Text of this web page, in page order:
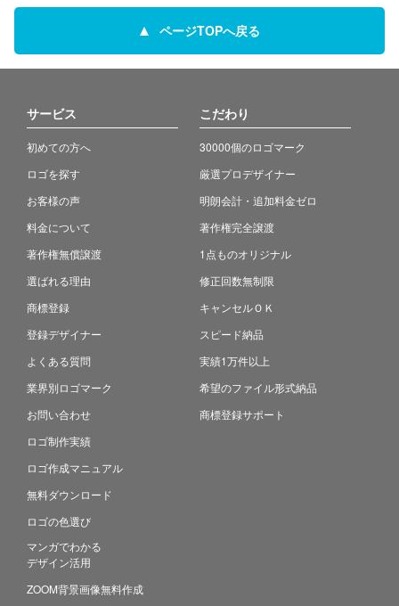
ページTOPへ戻る
サービス
初めての方へ
ロゴを探す
お客様の声
料金について
著作権無償譲渡
選ばれる理由
商標登録
登録デザイナー
よくある質問
業界別ロゴマーク
お問い合わせ
ロゴ制作実績
ロゴ作成マニュアル
無料ダウンロード
ロゴの色選び
マンガでわかる
デザイン活用
ZOOM背景画像無料作成
こだわり
30000個のロゴマーク
厳選プロデザイナー
明朗会計・追加料金ゼロ
著作権完全譲渡
1点ものオリジナル
修正回数無制限
キャンセルＯＫ
スピード納品
実績1万件以上
希望のファイル形式納品
商標登録サポート